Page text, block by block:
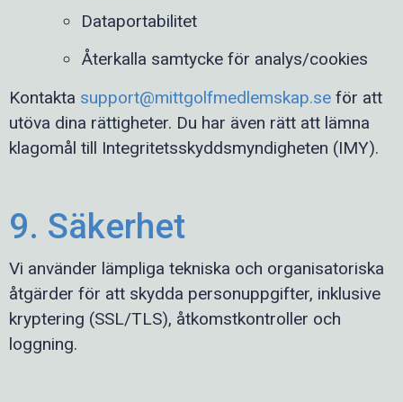
Dataportabilitet
Återkalla samtycke för analys/cookies
Kontakta support@mittgolfmedlemskap.se för att
utöva dina rättigheter. Du har även rätt att lämna
klagomål till Integritetsskyddsmyndigheten (IMY).
9. Säkerhet
Vi använder lämpliga tekniska och organisatoriska
åtgärder för att skydda personuppgifter, inklusive
kryptering (SSL/TLS), åtkomstkontroller och
loggning.